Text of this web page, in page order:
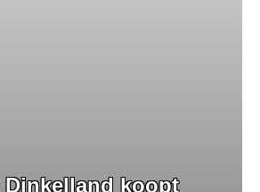
Dinkelland koopt